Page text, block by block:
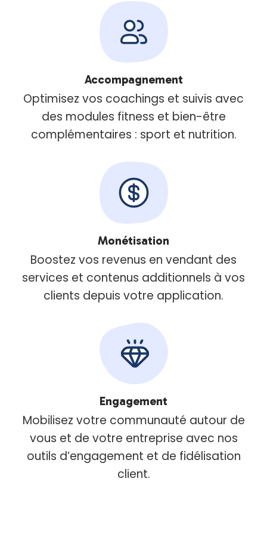
Accompagnement
Optimisez vos coachings et suivis avec
des modules fitness et bien-être
complémentaires : sport et nutrition.
Monétisation
Boostez vos revenus en vendant des
services et contenus additionnels à vos
clients depuis votre application.
Engagement
Mobilisez votre communauté autour de
vous et de votre entreprise avec nos
outils d’engagement et de fidélisation
client.